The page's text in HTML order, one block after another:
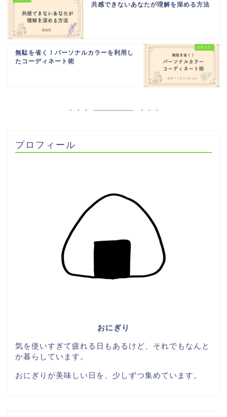
共感できないあなたが理解を深める方法
無駄を省く！パーソナルカラーを利用し
たコーディネート術
プロフィール
おにぎり
気を使いすぎて疲れる日もあるけど、それでもなんと
か暮らしています。
おにぎりが美味しい日を、少しずつ集めています。